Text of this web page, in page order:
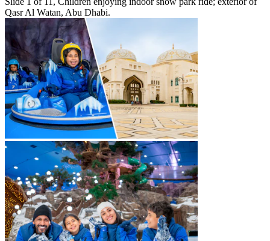
Qasr Al Watan, Abu Dhabi.